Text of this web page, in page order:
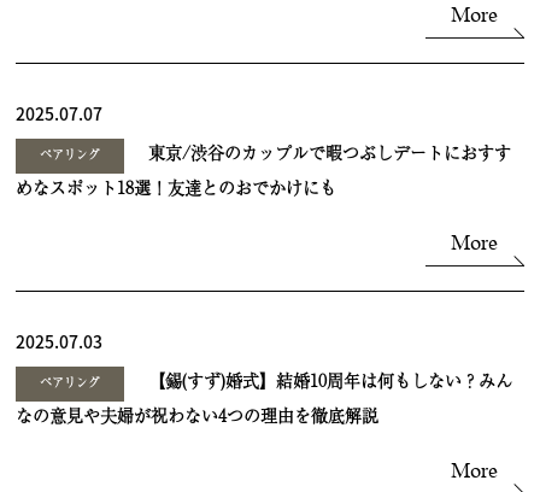
More
2025.07.07
ペアリング
東京/渋谷のカップルで暇つぶしデートにおすす
めなスポット18選！友達とのおでかけにも
More
2025.07.03
ペアリング
【錫(すず)婚式】結婚10周年は何もしない？みん
なの意見や夫婦が祝わない4つの理由を徹底解説
More